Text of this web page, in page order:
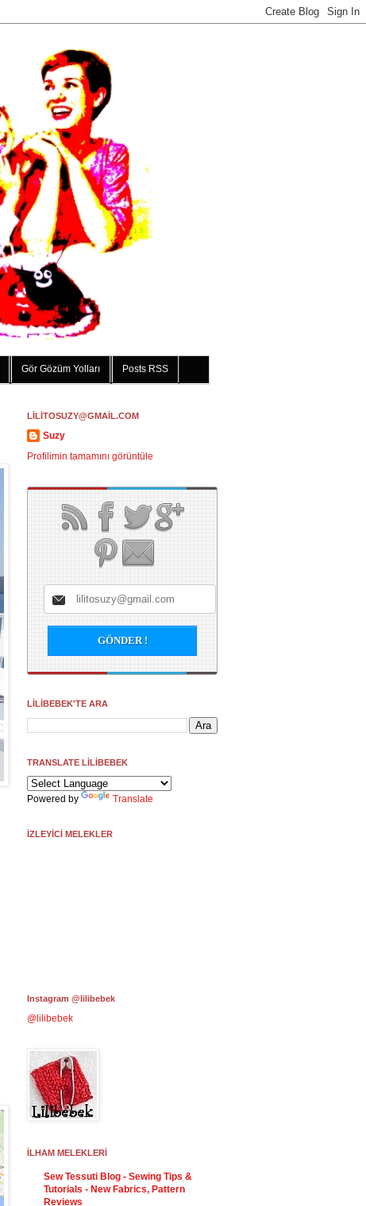
Gör Gözüm Yolları Posts RSS
LİLİTOSUZY@GMAİL.COM
Suzy
Profilimin tamamını görüntüle
LİLİBEBEK'TE ARA
TRANSLATE LİLİBEBEK
Powered by Translate
İZLEYİCİ MELEKLER
Instagram @lilibebek
@lilibebek
İLHAM MELEKLERİ
Sew Tessuti Blog - Sewing Tips &
Tutorials - New Fabrics, Pattern
Reviews